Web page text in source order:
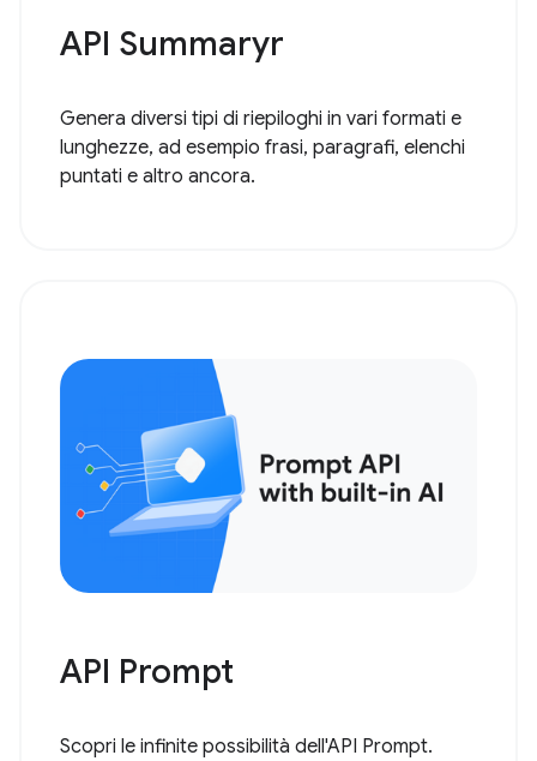
API Summaryr
Genera diversi tipi di riepiloghi in vari formati e
lunghezze, ad esempio frasi, paragrafi, elenchi
puntati e altro ancora.
API Prompt
Scopri le infinite possibilità dell'API Prompt.